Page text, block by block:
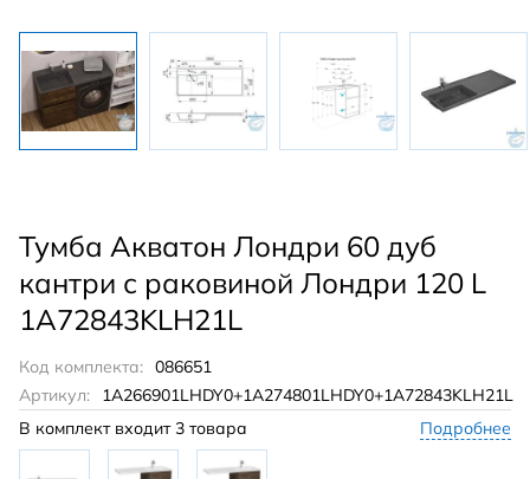
Тумба Акватон Лондри 60 дуб
кантри с раковиной Лондри 120 L
1A72843KLH21L
Код комплекта: 086651
Артикул:
1A266901LHDY0+1A274801LHDY0+1A72843KLH21L
В комплект входит3 товара Подробнее